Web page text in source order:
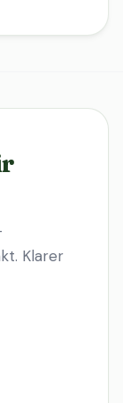
Klarer